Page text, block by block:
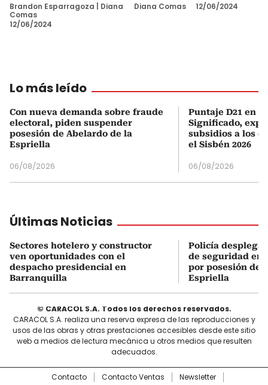
Brandon Esparragoza
Diana
Comas
12/06/2024
Diana Comas 12/06/2024
Lo más leído
Con nueva demanda sobre fraude
electoral, piden suspender
posesión de Abelardo de la
Espriella
06/08/2026
Puntaje D21 en
Significado,
subsidios a los
el Sisbén 2026
06/08/2026
Últimas Noticias
Sectores hotelero y constructor
ven oportunidades con el
despacho presidencial en
Barranquilla
Policía
de seguridad en
por posesión de
Espriella
© CARACOL S.A. Todos los derechos reservados.
CARACOL S.A. realiza una reserva expresa de las reproducciones y
usos de las obras y otras prestaciones accesibles desde este sitio
web a medios de lectura mecánica u otros medios que resulten
adecuados.
Contacto Contacto Ventas Newsletter